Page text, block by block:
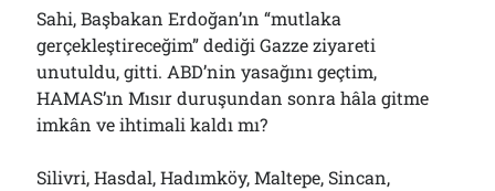
Sahi, Başbakan Erdoğan’ın “mutlaka
gerçekleştireceğim” dediği Gazze ziyareti
unutuldu, gitti. ABD’nin yasağını geçtim,
HAMAS’ın Mısır duruşundan sonra hâla gitme
imkân ve ihtimali kaldı mı?
Silivri, Hasdal, Hadımköy, Maltepe, Sincan,